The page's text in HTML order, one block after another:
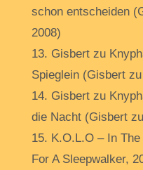
schon entscheiden
2008)
13. Gisbert zu
Spieglein (Gisbert
14. Gisbert zu
die Nacht (Gisbert
15. K.O.L.O – In
For A Sleepwalker,